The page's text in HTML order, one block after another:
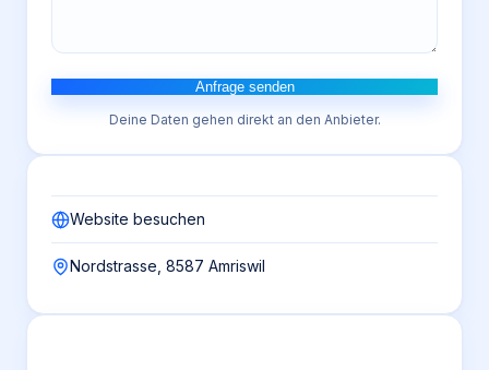
Anfrage senden
Deine Daten gehen direkt an den Anbieter.
Website besuchen
Nordstrasse, 8587 Amriswil